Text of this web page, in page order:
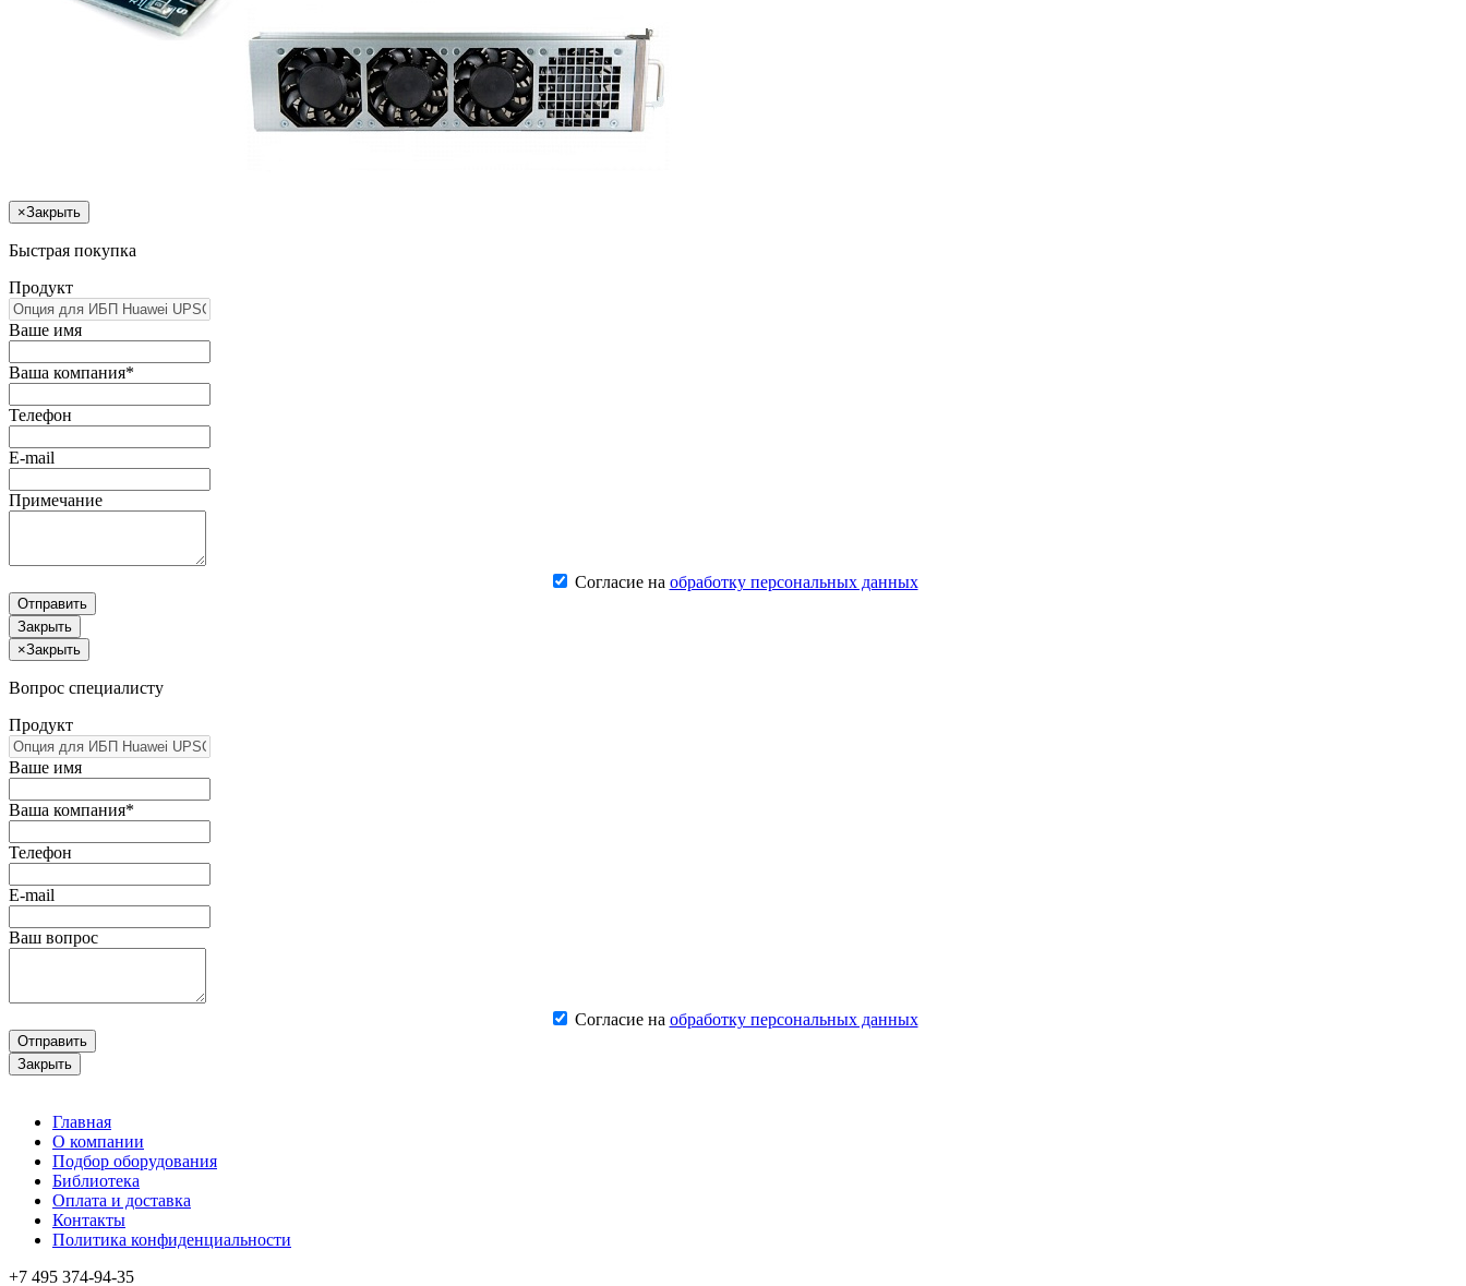
×Закрыть
Быстрая покупка
Продукт
Ваше имя
Ваша компания*
Телефон
E-mail
Примечание
Согласие на обработку персональных данных
Отправить
Закрыть
×Закрыть
Вопрос специалисту
Продукт
Ваше имя
Ваша компания*
Телефон
E-mail
Ваш вопрос
Согласие на обработку персональных данных
Отправить
Закрыть
Главная
О компании
Подбор оборудования
Библиотека
Оплата и доставка
Контакты
Политика конфиденциальности
+7 495 374-94-35